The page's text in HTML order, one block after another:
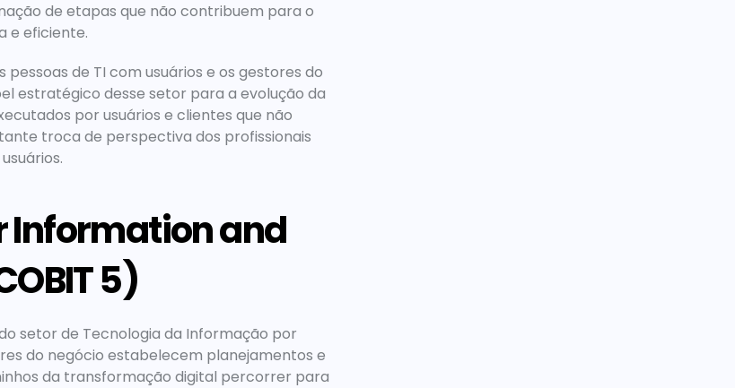
de etapas que não contribuem para o
e eficiente.
de TI com usuários e os gestores do
estratégico desse setor para a evolução da
por usuários e clientes que não
troca de perspectiva dos profissionais
Information and
5)
setor de Tecnologia da Informação por
do negócio estabelecem planejamentos e
da transformação digital percorrer para